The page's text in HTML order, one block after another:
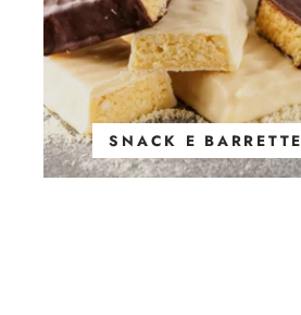
SNACK E BARRETTE